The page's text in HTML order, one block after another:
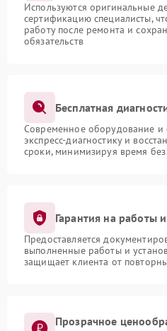
Используются оригинальные
сертификацию специалисты,
работу после ремонта и
обязательств
Бесплатная
Современное оборудование и
экспресс-диагностику и
сроки, минимизируя время без
Гарантия на работы
Предоставляется
выполненные работы и
защищает клиента от
Прозрачное